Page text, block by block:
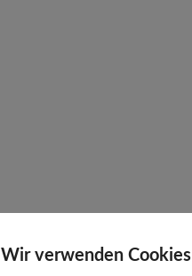
Wir verwenden Cookies